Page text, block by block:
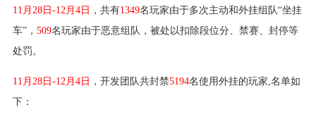
11月28日-12月4日 ，共有1349名玩家由于多次主动和外挂组队“坐挂
车”， 509名玩家由于恶意组队，被处以扣除段位分、禁赛、封停等
处罚。
11月28日-12月4日 ，开发团队共封禁5194名使用外挂的玩家,名单如
下：